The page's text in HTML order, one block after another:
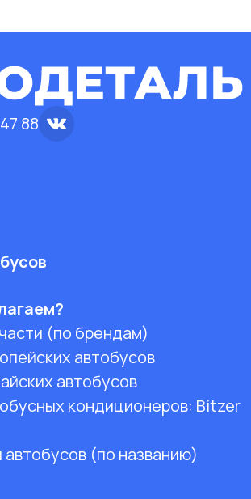
88
(по брендам)
автобусов
автобусов
кондиционеров: Bitzer
(по названию)